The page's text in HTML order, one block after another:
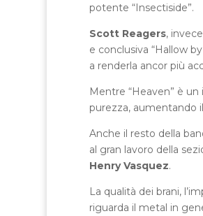
potente “Insectiside”.
Scott Reagers,
e conclusiva “Hallow
a renderla ancor più
Mentre “Heaven” è
purezza, aumentando
Anche il resto della
al gran lavoro della
Henry Vasquez.
La qualità dei brani,
riguarda il metal in